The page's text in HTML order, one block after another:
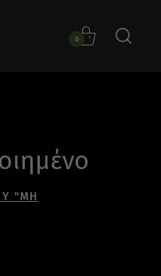
0
"ΜΗ